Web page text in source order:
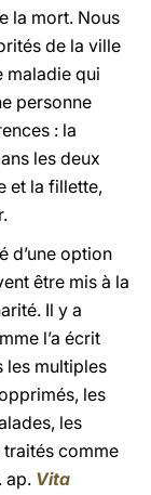
la mort. Nous
de la ville
maladie qui
personne
: la
les deux
et la fillette,
d’une option
être mis à la
Il y a
l’a écrit
les multiples
les
les
comme
ap. Vita